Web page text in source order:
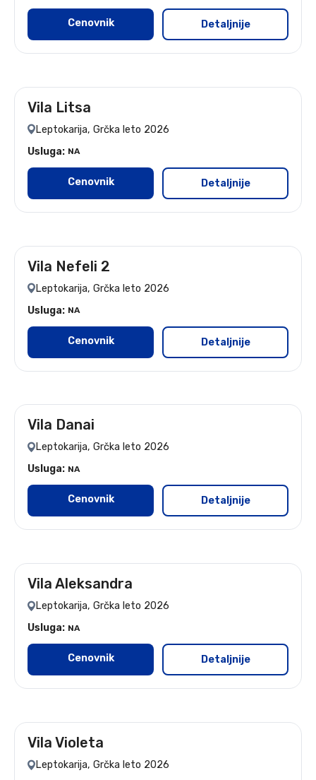
Cenovnik Detaljnije
Vila Litsa
Leptokarija, Grčka leto 2026
Usluga: NA
Cenovnik Detaljnije
Vila Nefeli 2
Leptokarija, Grčka leto 2026
Usluga: NA
Cenovnik Detaljnije
Vila Danai
Leptokarija, Grčka leto 2026
Usluga: NA
Cenovnik Detaljnije
Vila Aleksandra
Leptokarija, Grčka leto 2026
Usluga: NA
Cenovnik Detaljnije
Vila Violeta
Leptokarija, Grčka leto 2026